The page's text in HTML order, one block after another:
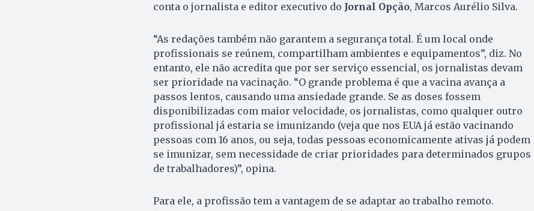
conta o jornalista e editor executivo do Jornal Opção, Marcos Aurélio Silva.
“As redações também não garantem a segurança total. É um local onde
profissionais se reúnem, compartilham ambientes e equipamentos”, diz. No
entanto, ele não acredita que por ser serviço essencial, os jornalistas devam
ser prioridade na vacinação. “O grande problema é que a vacina avança a
passos lentos, causando uma ansiedade grande. Se as doses fossem
disponibilizadas com maior velocidade, os jornalistas, como qualquer outro
profissional já estaria se imunizando (veja que nos EUA já estão vacinando
pessoas com 16 anos, ou seja, todas pessoas economicamente ativas já podem
se imunizar, sem necessidade de criar prioridades para determinados grupos
de trabalhadores)”, opina.
Para ele, a profissão tem a vantagem de se adaptar ao trabalho remoto.